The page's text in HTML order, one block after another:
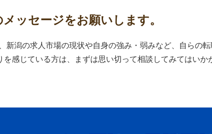
ッセージをお願いします。
潟の求人市場の現状や自身の強み・弱みなど、自らの
感じている方は、まずは思い切って相談してみてはい